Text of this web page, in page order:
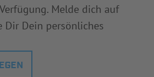
Melde dich auf
Dir Dein persönliches